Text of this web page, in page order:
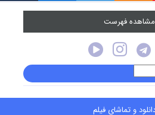
مشاهده فهرست
و تماشای فیلم